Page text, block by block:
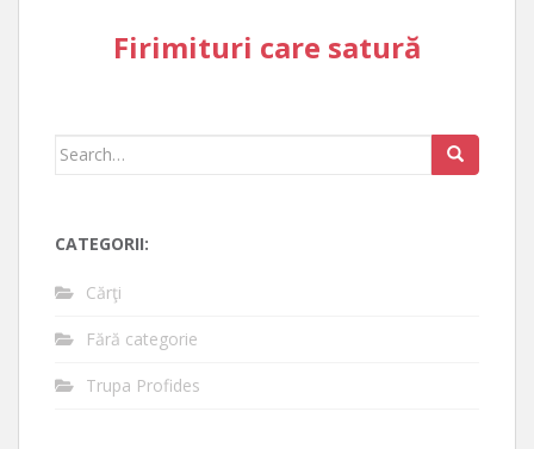
Firimituri care satură
Search
CATEGORII:
Cărţi
Fără categorie
Trupa Profides